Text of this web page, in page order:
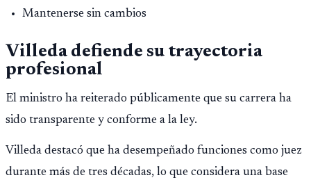
Mantenerse sin cambios
Villeda defiende su trayectoria
profesional
El ministro ha reiterado públicamente que su carrera ha
sido transparente y conforme a la ley.
Villeda destacó que ha desempeñado funciones como juez
durante más de tres décadas, lo que considera una base